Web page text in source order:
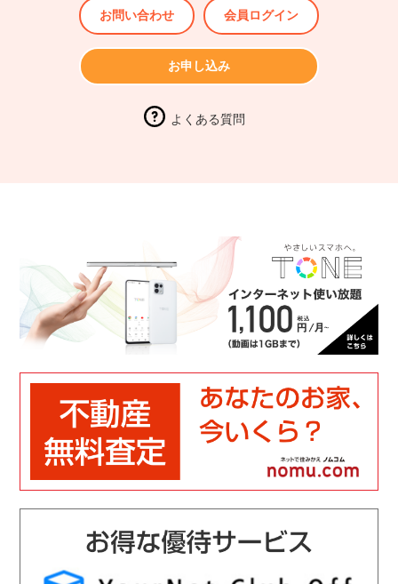
お問い合わせ 会員ログイン
お申し込み
よくある質問